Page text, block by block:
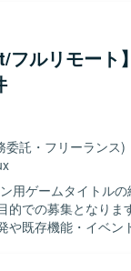
チャーゲームへの
いただける方を求
わらず幅広い業務
多様なプロジェク
。IPの価値最大化
ハウを生かした長
うカルチャーの中
適な機材を含む環
術投資が行われま
となっております。
フルリモート
委託・フリーランス)
用ゲームタイトル
。 【作業内容】 既存イベントや機能
や既存機能・イベ